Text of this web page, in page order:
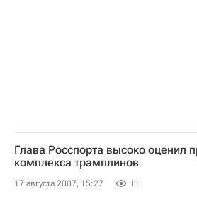
Глава Росспорта высоко оценил
комплекса трамплинов
17 августа 2007, 15:27 11